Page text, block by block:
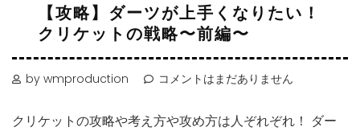
【攻略】ダーツが上手くなりたい！
クリケットの戦略〜前編〜
by wmproduction コメントはまだありません
クリケットの攻略や考え方や攻め方は人ぞれぞれ！ ダー